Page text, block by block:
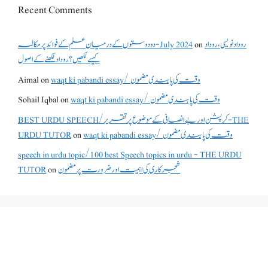
Recent Comments
دو دوستوں کے درمیان علم کے فوائد پر مکالمہ - July 2024onروداد نویسی ،روداد
کیسے لکھیں؟ روداد لکھنے کے اصول
Aimalon
waqt ki pabandi essay/ وقت کی پابندی مضمون
Sohail Iqbalon
waqt ki pabandi essay/ وقت کی پابندی مضمون
BEST URDU SPEECH/کرپشن اور بے انصافی کے موضوع پر تقریر - THE
URDU TUTORon
waqt ki pabandi essay/ وقت کی پابندی مضمون
speech in urdu topic/100 best Speech topics in urdu - THE URDU
TUTORonشجرکاری کی اہمیت اور ضرورت پر مضمون